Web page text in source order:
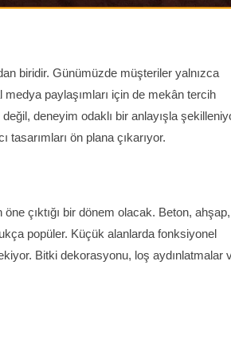
biridir. Günümüzde müşteriler yalnızca
paylaşımları için de mekân tercih
deneyim odaklı bir anlayışla
tasarımları ön plana çıkarıyor.
çıktığı bir dönem olacak. Beton, ahşap,
popüler. Küçük alanlarda fonksiyonel
Bitki dekorasyonu, loş aydınlatmalar